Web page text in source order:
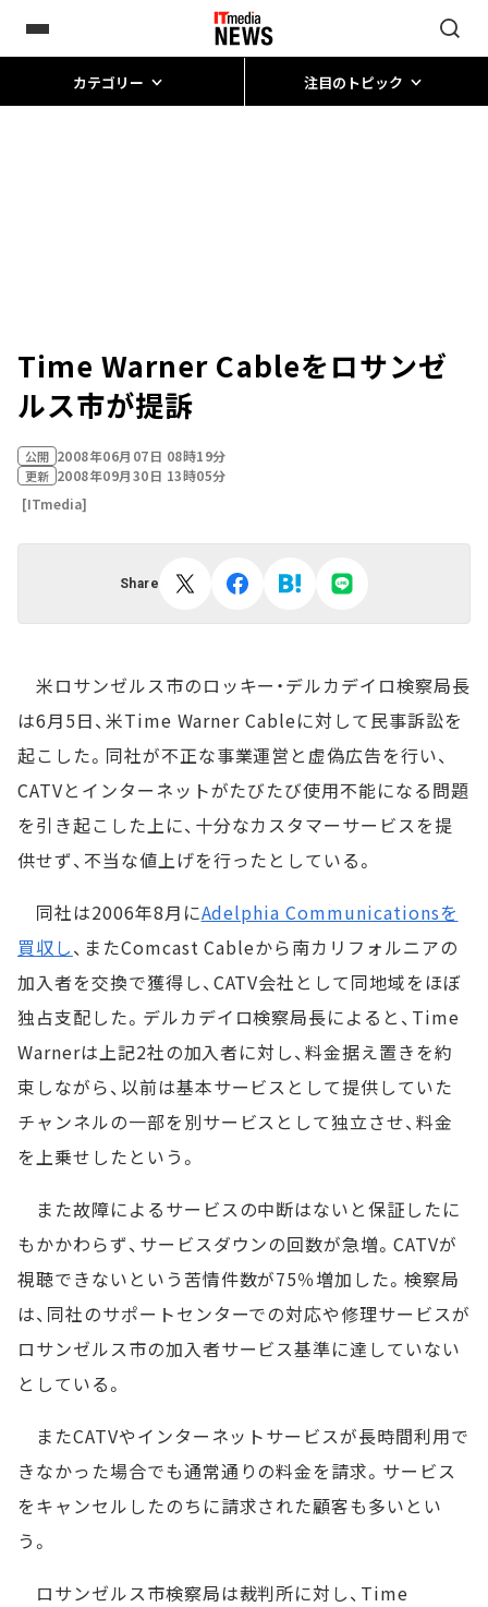
カテゴリー 注目のトピック
Time Warner Cableをロサンゼ
ルス市が提訴
公開 2008年06月07日 08時19分
更新 2008年09月30日 13時05分
[ITmedia]
Share
米ロサンゼルス市のロッキー・デルカデイロ検察局長
は6月5日、米Time Warner Cableに対して民事訴訟を
起こした。同社が不正な事業運営と虚偽広告を行い、
CATVとインターネットがたびたび使用不能になる問題
を引き起こした上に、十分なカスタマーサービスを提
供せず、不当な値上げを行ったとしている。
同社は2006年8月にAdelphia Communicationsを
買収し、またComcast Cableから南カリフォルニアの
加入者を交換で獲得し、CATV会社として同地域をほぼ
独占支配した。デルカデイロ検察局長によると、Time
Warnerは上記2社の加入者に対し、料金据え置きを約
束しながら、以前は基本サービスとして提供していた
チャンネルの一部を別サービスとして独立させ、料金
を上乗せしたという。
また故障によるサービスの中断はないと保証したに
もかかわらず、サービスダウンの回数が急増。CATVが
視聴できないという苦情件数が75％増加した。検察局
は、同社のサポートセンターでの対応や修理サービスが
ロサンゼルス市の加入者サービス基準に達していない
としている。
またCATVやインターネットサービスが長時間利用で
きなかった場合でも通常通りの料金を請求。サービス
をキャンセルしたのちに請求された顧客も多いとい
う。
ロサンゼルス市検察局は裁判所に対し、Time